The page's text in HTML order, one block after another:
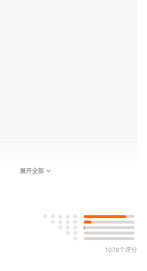
展开全部
1078个评分